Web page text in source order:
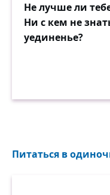
Не лучше ли
Ни с кем не
уединенье?
Питаться в